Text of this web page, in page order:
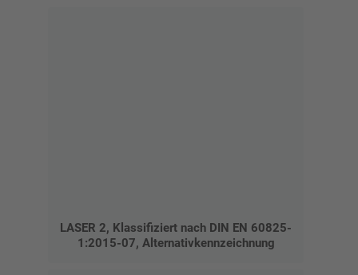
LASER 2, Klassifiziert nach DIN EN 60825-
1:2015-07, Alternativkennzeichnung